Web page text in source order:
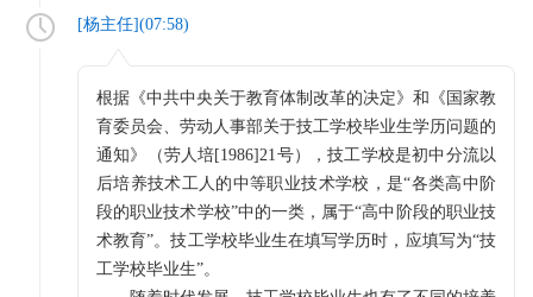
[杨主任](07:58)
根据《中共中央关于教育体制改革的决定》和《国家教
育委员会、劳动人事部关于技工学校毕业生学历问题的
通知》（劳人培[1986]21号），技工学校是初中分流以
后培养技术工人的中等职业技术学校，是“各类高中阶
段的职业技术学校”中的一类，属于“高中阶段的职业技
术教育”。技工学校毕业生在填写学历时，应填写为“技
工学校毕业生”。